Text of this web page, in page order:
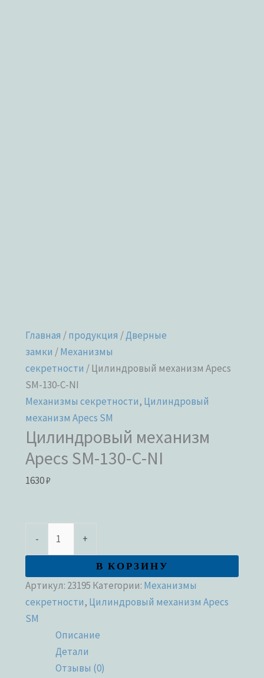
Главная /продукция /Дверные
замки /Механизмы
секретности / Цилиндровый механизм Apecs
SM-130-C-NI
Механизмы секретности, Цилиндровый
механизм Apecs SM
Цилиндровый механизм
Apecs SM-130-C-NI
1630₽
- +
В КОРЗИНУ
Артикул: 23195 Категории: Механизмы
секретности, Цилиндровый механизм Apecs
SM
Описание
Детали
Отзывы (0)